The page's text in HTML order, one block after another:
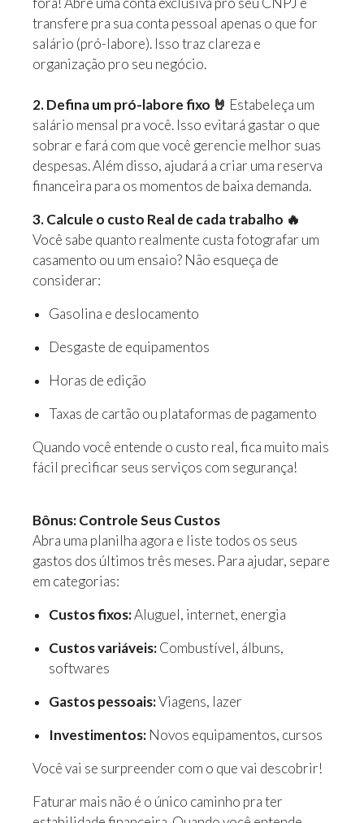
transfere pra sua conta pessoal apenas o que for
salário (pró-labore). Isso traz clareza e
organização pro seu negócio.
2. Defina um pró-labore fixo 🤘 Estabeleça um
salário mensal pra você. Isso evitará gastar o que
sobrar e fará com que você gerencie melhor suas
despesas. Além disso, ajudará a criar uma reserva
financeira para os momentos de baixa demanda.
3. Calcule o custo Real de cada trabalho 🔥
Você sabe quanto realmente custa fotografar um
casamento ou um ensaio? Não esqueça de
considerar:
Gasolina e deslocamento
Desgaste de equipamentos
Horas de edição
Taxas de cartão ou plataformas de pagamento
Quando você entende o custo real, fica muito mais
fácil precificar seus serviços com segurança!
Bônus: Controle Seus Custos
Abra uma planilha agora e liste todos os seus
gastos dos últimos três meses. Para ajudar, separe
em categorias:
Custos fixos:Aluguel, internet, energia
Custos variáveis:Combustível, álbuns,
softwares
Gastos pessoais:Viagens, lazer
Investimentos: Novos equipamentos, cursos
Você vai se surpreender com o que vai descobrir!
Faturar mais não é o único caminho pra ter